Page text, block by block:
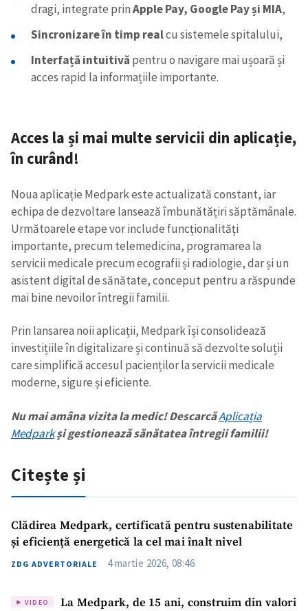
Trimite o informație
Despre ZdG
на русском
dragi, integrate prinApple Pay, Google Pay și MIA,
Sincronizare în timp realcu sistemele spitalului,
Interfață intuitivă pentru o navigare mai ușoară și
acces rapid la informațiile importante.
Acces la și mai multe servicii din aplicație,
în curând!
Noua aplicație Medpark este actualizată constant, iar
echipa de dezvoltare lansează îmbunătățiri săptămânale.
Următoarele etape vor include funcționalități
importante, precum telemedicina, programarea la
servicii medicale precum ecografii și radiologie, dar și un
asistent digital de sănătate, conceput pentru a răspunde
mai bine nevoilor întregii familii.
Prin lansarea noii aplicații, Medpark își consolidează
investițiile în digitalizare și continuă să dezvolte soluții
care simplifică accesul pacienților la servicii medicale
moderne, sigure și eficiente.
Nu mai amâna vizita la medic! DescarcăAplicația
Medparkși gestionează sănătatea întregii familii!
Citește și
Clădirea Medpark, certificată pentru sustenabilitate
și eficiență energetică la cel mai înalt nivel
ZDG ADVERTORIALE 4 martie 2026, 08:46
VIDEO La Medpark, de 15 ani, construim din valori